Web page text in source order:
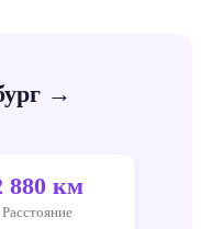
→
880 км
Расстояние